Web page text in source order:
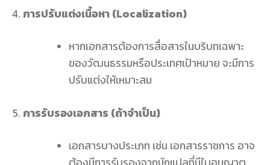
การปรับแต่งเนื้อหา (Localization)
หากเอกสารต้องการสื่อสารในบริบทเฉพาะ
ของวัฒนธรรมหรือประเทศเป้าหมาย จะมีการ
ปรับแต่งให้เหมาะสม
การรับรองเอกสาร (ถ้าจำเป็น)
เอกสารบางประเภท เช่น เอกสารราชการ อาจ